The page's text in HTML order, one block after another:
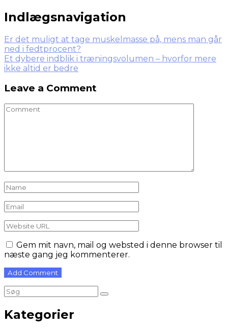
Indlægsnavigation
Er det muligt at tage muskelmasse på, mens man går
ned i fedtprocent?
Et dybere indblik i træningsvolumen – hvorfor mere
ikke altid er bedre
Leave a Comment
Gem mit navn, mail og websted i denne browser til
næste gang jeg kommenterer.
Kategorier